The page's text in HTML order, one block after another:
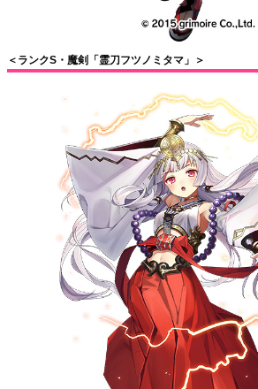
＜ランクS・魔剣「霊刀フツノミタマ」＞